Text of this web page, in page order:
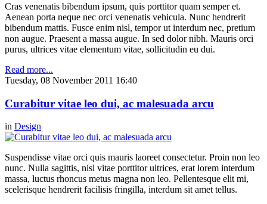
Cras venenatis bibendum ipsum, quis porttitor quam semper et.
Aenean porta neque nec orci venenatis vehicula. Nunc hendrerit
bibendum mattis. Fusce enim nisl, tempor ut interdum nec, pretium
non augue. Praesent a massa augue. In sed dolor nibh. Mauris orci
purus, ultrices vitae elementum vitae, sollicitudin eu dui.
Read more...
Tuesday, 08 November 2011 16:40
Curabitur vitae leo dui, ac malesuada arcu
in Design
Suspendisse vitae orci quis mauris laoreet consectetur. Proin non leo
nunc. Nulla sagittis, nisl vitae porttitor ultrices, erat lorem interdum
massa, luctus rhoncus metus magna non leo. Pellentesque elit mi,
scelerisque hendrerit facilisis fringilla, interdum sit amet tellus.